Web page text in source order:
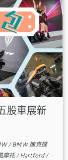
股車展新
/BMW 速克達
摩托/Hartford/